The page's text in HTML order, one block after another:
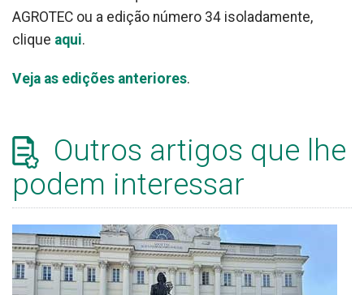
AGROTEC ou a edição número 34 isoladamente,
clique aqui.
Veja as edições anteriores.
Outros artigos que lhe
podem interessar